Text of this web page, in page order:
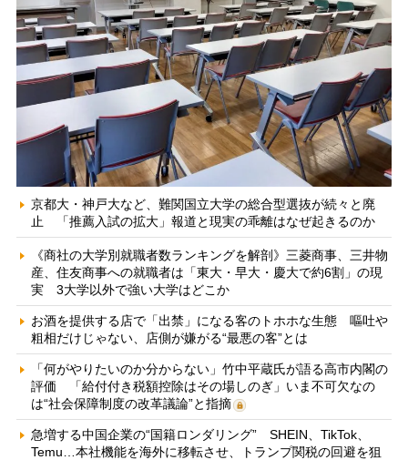
京都大・神戸大など、難関国立大学の総合型選抜が続々と廃
止 「推薦入試の拡大」報道と現実の乖離はなぜ起きるのか
《商社の大学別就職者数ランキングを解剖》三菱商事、三井物
産、住友商事への就職者は「東大・早大・慶大で約6割」の現
実 3大学以外で強い大学はどこか
お酒を提供する店で「出禁」になる客のトホホな生態 嘔吐や
粗相だけじゃない、店側が嫌がる“最悪の客”とは
「何がやりたいのか分からない」竹中平蔵氏が語る高市内閣の
評価 「給付付き税額控除はその場しのぎ」いま不可欠なの
は“社会保障制度の改革議論”と指摘
急増する中国企業の“国籍ロンダリング” SHEIN、TikTok、
Temu…本社機能を海外に移転させ、トランプ関税の回避を狙